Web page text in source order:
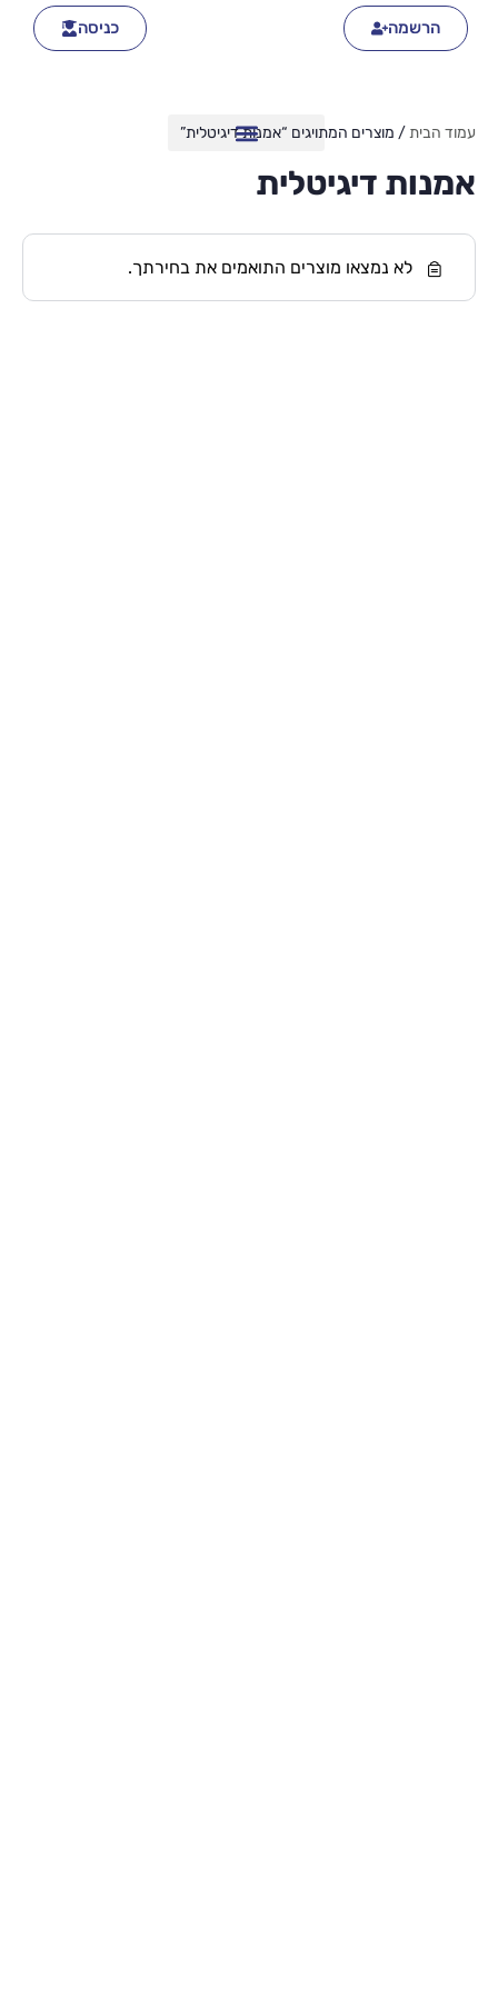
הרשמה כניסה
עמוד הבית/ מוצרים המתויגים “אמנות דיגיטלית”
אמנות דיגיטלית
לא נמצאו מוצרים התואמים את בחירתך.